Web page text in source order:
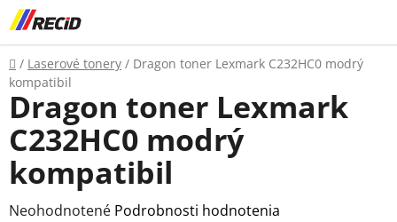
Prejsť
na
obsah
Domov
/ Laserové tonery / Dragon toner Lexmark C232HC0 modrý
kompatibil
Dragon toner Lexmark
C232HC0 modrý
kompatibil
Priemerné
Neohodnotené Podrobnosti hodnotenia